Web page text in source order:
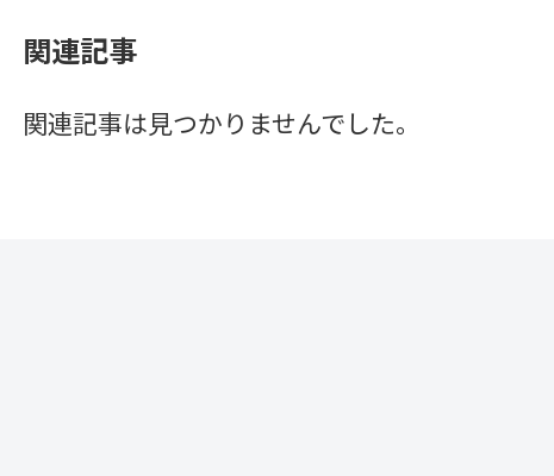
関連記事
関連記事は見つかりませんでした。